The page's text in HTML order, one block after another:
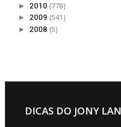
► 2010 (778)
► 2009 (541)
► 2008 (5)
DICAS DO JONY LAN